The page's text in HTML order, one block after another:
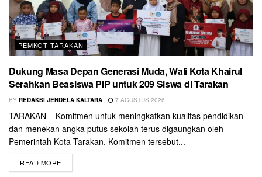
PEMKOT TARAKAN
Dukung Masa Depan Generasi Muda, Wali Kota Khairul
Serahkan Beasiswa PIP untuk 209 Siswa di Tarakan
BY REDAKSI JENDELA KALTARA 7 AGUSTUS 2026
TARAKAN – Komitmen untuk meningkatkan kualitas pendidikan
dan menekan angka putus sekolah terus digaungkan oleh
Pemerintah Kota Tarakan. Komitmen tersebut...
READ MORE